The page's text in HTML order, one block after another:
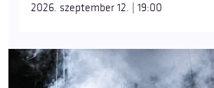
2026. szeptember 12. | 19:00